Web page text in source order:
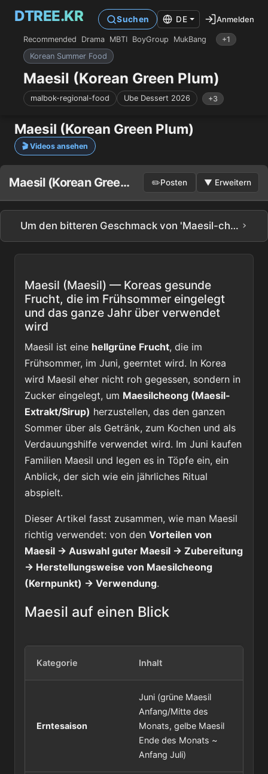
DTREE.KR
Recommended Drama MBTI BoyGroup MukBang
+1
Korean Summer Food
Maesil (Korean Green Plum)
malbok-regional-food Ube Dessert 2026 +3
Suchen DE Anmelden
Maesil (Korean Green Plum)
🎬 Videos ansehen
Maesil (Korean Green Plum) Pinnwand ✏️Posten ▼ Erweitern
Um den bitteren Geschmack von 'Maesil-cheong'-Pflaumen zu entfernen, müssen Sie DIES entfernen (Hong Ssang-ri #Altoran) MBN 230611 Sendung ›
Maesil (Maesil) — Koreas gesunde
Frucht, die im Frühsommer eingelegt
und das ganze Jahr über verwendet
wird
Maesil ist eine hellgrüne Frucht, die im
Frühsommer, im Juni, geerntet wird. In Korea
wird Maesil eher nicht roh gegessen, sondern in
Zucker eingelegt, um Maesilcheong (Maesil-
Extrakt/Sirup) herzustellen, das den ganzen
Sommer über als Getränk, zum Kochen und als
Verdauungshilfe verwendet wird. Im Juni kaufen
Familien Maesil und legen es in Töpfe ein, ein
Anblick, der sich wie ein jährliches Ritual
abspielt.
Dieser Artikel fasst zusammen, wie man Maesil
richtig verwendet: von den Vorteilen von
Maesil → Auswahl guter Maesil → Zubereitung
→ Herstellungsweise von Maesilcheong
(Kernpunkt) → Verwendung.
Maesil auf einen Blick
Kategorie Inhalt
Erntesaison
Juni (grüne Maesil
Anfang/Mitte des
Monats, gelbe Maesil
Ende des Monats ~
Anfang Juli)